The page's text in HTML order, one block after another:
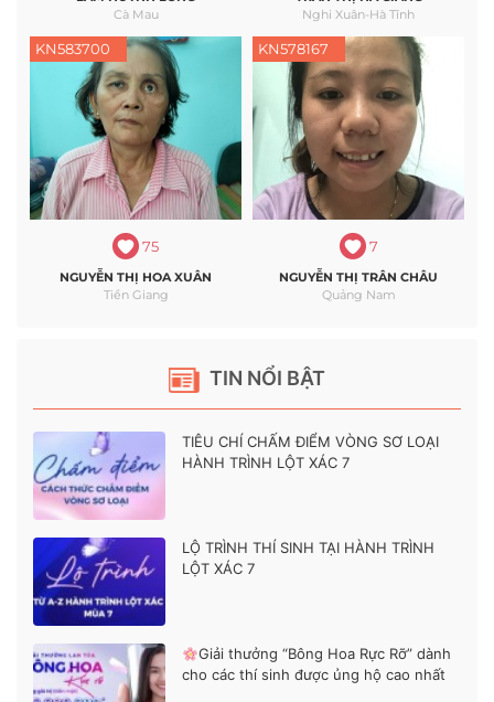
TIN NỔI BẬT
TIÊU CHÍ CHẤM ĐIỂM VÒNG SƠ LOẠI
HÀNH TRÌNH LỘT XÁC 7
LỘ TRÌNH THÍ SINH TẠI HÀNH TRÌNH
LỘT XÁC 7
Giải thưởng “Bông Hoa Rực Rỡ” dành
cho các thí sinh được ủng hộ cao nhất
Cà Mau
Nghi Xuân-Hà Tĩnh
KN583700
75
NGUYỄN THỊ HOA XUÂN
Tiền Giang
KN578167
7
NGUYỄN THỊ TRÂN CHÂU
Quảng Nam